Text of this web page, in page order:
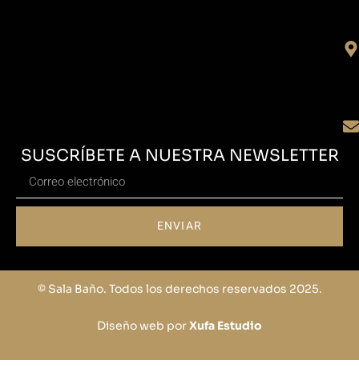
SUSCRÍBETE A NUESTRA NEWSLETTER
ENVIAR
© Sala Baño. Todos los derechos reservados 2025.
Diseño web porXufa Estudio